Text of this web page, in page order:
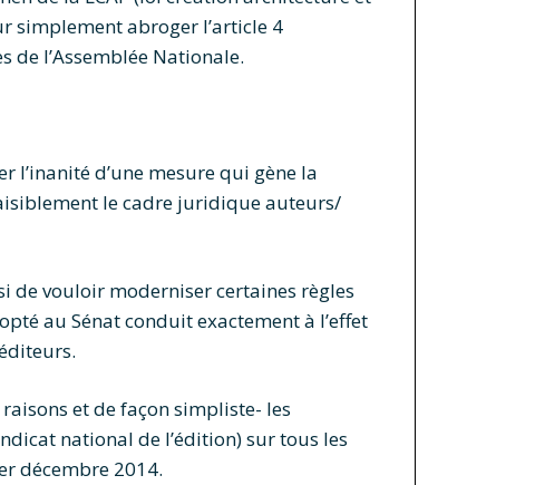
simplement abroger l’article 4
de l’Assemblée Nationale.
l’inanité d’une mesure qui gène la
le cadre juridique auteurs/
de vouloir moderniser certaines règles
au Sénat conduit exactement à l’effet
et de façon simpliste- les
national de l’édition) sur tous les
décembre 2014.